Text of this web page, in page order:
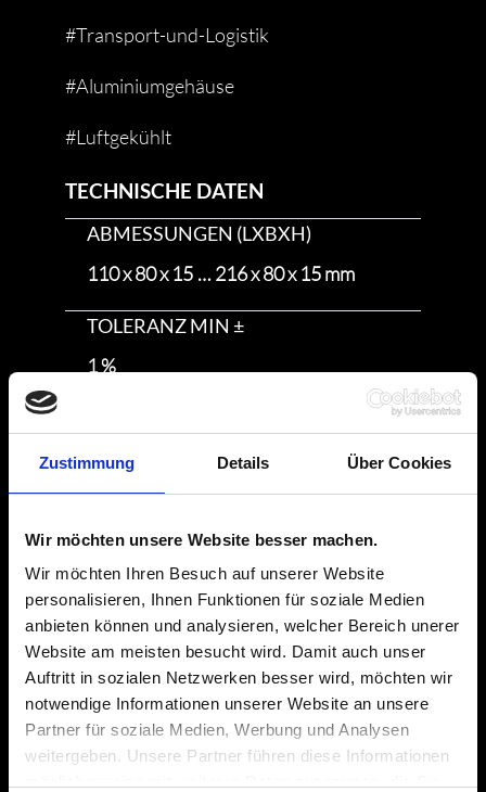
Zustimmung Details Über Cookies
Wir möchten unsere Website besser machen.
Wir möchten Ihren Besuch auf unserer Website
personalisieren, Ihnen Funktionen für soziale Medien
anbieten können und analysieren, welcher Bereich unerer
Website am meisten besucht wird. Damit auch unser
Auftritt in sozialen Netzwerken besser wird, möchten wir
notwendige Informationen unserer Website an unsere
Partner für soziale Medien, Werbung und Analysen
weitergeben. Unsere Partner führen diese Informationen
#Transport-und-Logistik
#Aluminiumgehäuse
#Luftgekühlt
TECHNISCHE DATEN
ABMESSUNGEN (LXBXH)
110 x 80 x 15 … 216 x 80 x 15 mm
TOLERANZ MIN ±
1 %
10 %
100 W
NENNLEISTUNG MAX
WIDERSTANDSWERTEBEREICH MIN
1,9 Ω
WIDERSTANDSWERTEBEREICH